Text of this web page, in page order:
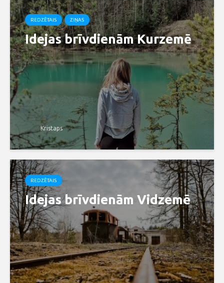
REDZĒTAIS ZIŅAS
Idejas brīvdienām Kurzemē
Kristaps
REDZĒTAIS
Idejas brīvdienām Vidzemē